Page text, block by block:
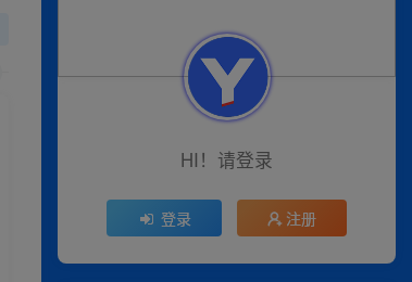
HI！请登录
登录 注册